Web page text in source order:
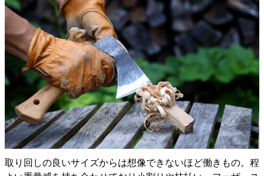
取り回しの良いサイズからは想像できないほど働きもの。程